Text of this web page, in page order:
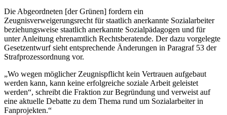
Die Abgeordneten [der Grünen] fordern ein
Zeugnisverweigerungsrecht für staatlich anerkannte Sozialarbeiter
beziehungsweise staatlich anerkannte Sozialpädagogen und für
unter Anleitung ehrenamtlich Rechtsberatende. Der dazu vorgelegte
Gesetzentwurf sieht entsprechende Änderungen in Paragraf 53 der
Strafprozessordnung vor.
„Wo wegen möglicher Zeugnispflicht kein Vertrauen aufgebaut
werden kann, kann keine erfolgreiche soziale Arbeit geleistet
werden“, schreibt die Fraktion zur Begründung und verweist auf
eine aktuelle Debatte zu dem Thema rund um Sozialarbeiter in
Fanprojekten.“